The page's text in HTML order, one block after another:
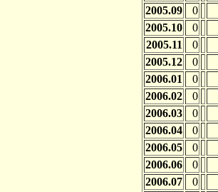
2005.09
0
2005.10
0
2005.11
0
2005.12
0
2006.01
0
2006.02
0
2006.03
0
2006.04
0
2006.05
0
2006.06
0
2006.07
0